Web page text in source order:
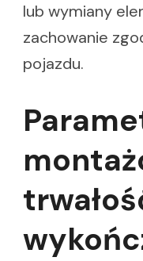
lub wymiany
zachowanie
pojazdu.